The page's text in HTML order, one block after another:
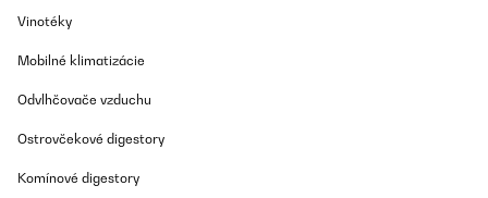
Vinotéky
Mobilné klimatizácie
Odvlhčovače vzduchu
Ostrovčekové digestory
Komínové digestory